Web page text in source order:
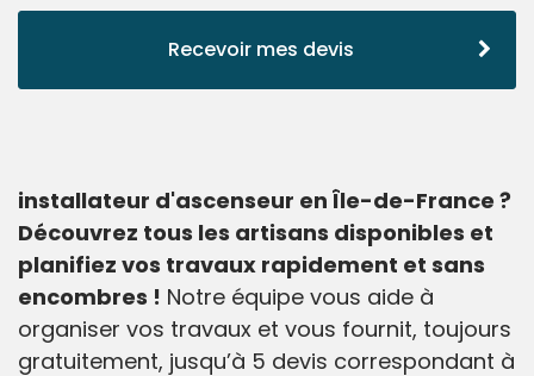
Recevoir mes devis
installateur d'ascenseur en Île-de-France ?
Découvrez tous les artisans disponibles et
planifiez vos travaux rapidement et sans
encombres ! Notre équipe vous aide à
organiser vos travaux et vous fournit, toujours
gratuitement, jusqu’à 5 devis correspondant à